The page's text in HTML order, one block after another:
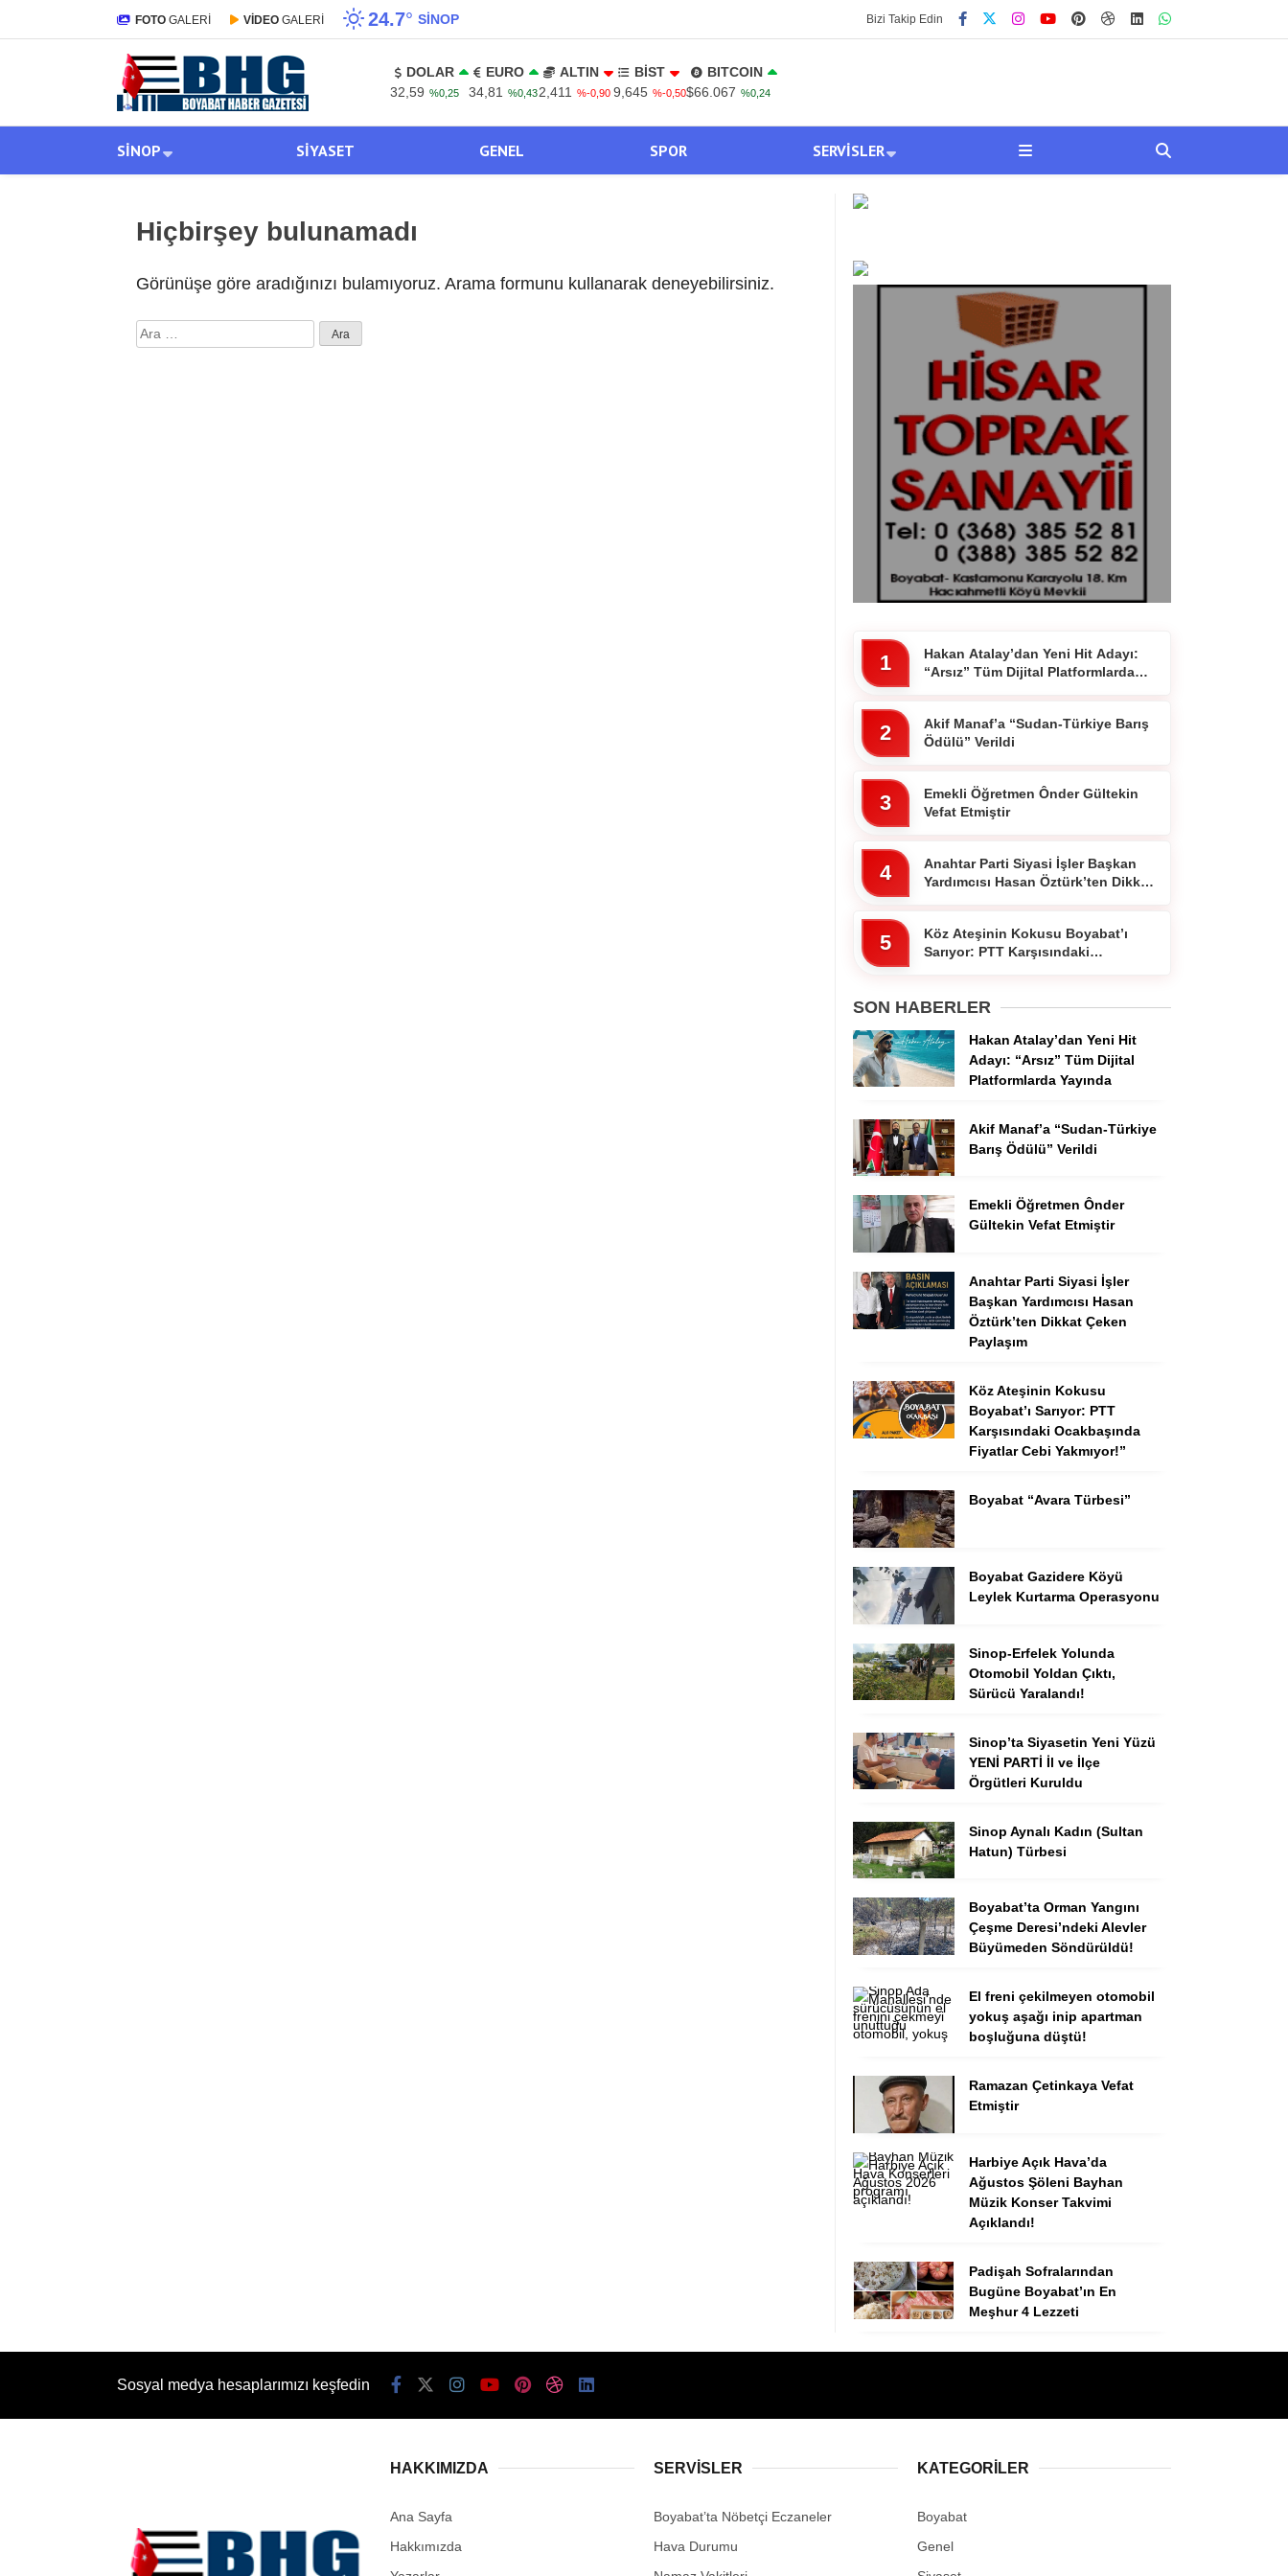
FOTO GALERİ VİDEO GALERİ 24.7° SINOP Bizi Takip Edin
DOLAR
32,59 %0,25
EURO
34,81
%0,43
ALTIN
2,411
%-0,90
BİST
9,645 %-0,50
BITCOIN
$66.067 %0,24
SINOP SIYASET GENEL SPOR SERVISLER
Hiçbirşey bulunamadı
Görünüşe göre aradığınızı bulamıyoruz. Arama formunu kullanarak deneyebilirsiniz.
Arama:
1
Hakan Atalay’dan Yeni Hit Adayı:
“Arsız” Tüm Dijital Platformlarda
2
Akif Manaf’a “Sudan-Türkiye Barış
Ödülü” Verildi
3
Emekli Öğretmen Ônder Gültekin
Vefat Etmiştir
4
Anahtar Parti Siyasi İşler Başkan
Yardımcısı Hasan Öztürk’ten Dikkat
5
Köz Ateşinin Kokusu Boyabat’ı
Sarıyor: PTT Karşısındaki
SON HABERLER
Hakan Atalay’dan Yeni Hit
Adayı: “Arsız” Tüm Dijital
Platformlarda Yayında
Akif Manaf’a “Sudan-Türkiye
Barış Ödülü” Verildi
Emekli Öğretmen Ônder
Gültekin Vefat Etmiştir
Anahtar Parti Siyasi İşler
Başkan Yardımcısı Hasan
Öztürk’ten Dikkat Çeken
Paylaşım
Köz Ateşinin Kokusu
Boyabat’ı Sarıyor: PTT
Karşısındaki Ocakbaşında
Fiyatlar Cebi Yakmıyor!”
Boyabat “Avara Türbesi”
Boyabat Gazidere Köyü
Leylek Kurtarma Operasyonu
Sinop-Erfelek Yolunda
Otomobil Yoldan Çıktı,
Sürücü Yaralandı!
Sinop’ta Siyasetin Yeni Yüzü
YENİ PARTİ İl ve İlçe
Örgütleri Kuruldu
Sinop Aynalı Kadın (Sultan
Hatun) Türbesi
Boyabat’ta Orman Yangını
Çeşme Deresi’ndeki Alevler
Büyümeden Söndürüldü!
El freni çekilmeyen otomobil
yokuş aşağı inip apartman
boşluğuna düştü!
Ramazan Çetinkaya Vefat
Etmiştir
Harbiye Açık Hava’da
Ağustos Şöleni Bayhan
Müzik Konser Takvimi
Açıklandı!
Padişah Sofralarından
Bugüne Boyabat’ın En
Meşhur 4 Lezzeti
Sosyal medya hesaplarımızı keşfedin
HAKKIMIZDA
Ana Sayfa
Hakkımızda
SERVISLER
Boyabat’ta Nöbetçi Eczaneler
Hava Durumu
KATEGORILER
Boyabat
Genel